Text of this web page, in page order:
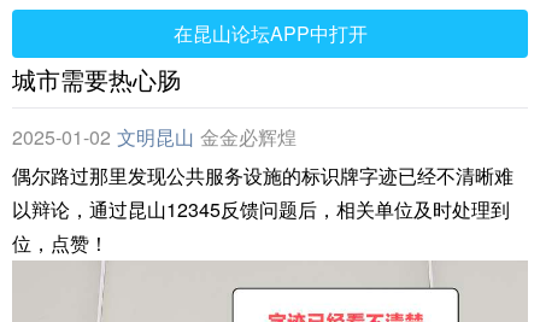
在昆山论坛APP中打开
城市需要热心肠
2025-01-02 文明昆山 金金必辉煌
偶尔路过那里发现公共服务设施的标识牌字迹已经不清晰难
以辩论，通过昆山12345反馈问题后，相关单位及时处理到
位，点赞！